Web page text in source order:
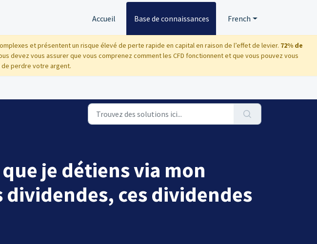
Accueil Base de connaissances French
et présentent un risque élevé de perte rapide en capital en raison de l’effet de levier. 72% de
devez vous assurer que vous comprenez comment les CFD fonctionnent et que vous pouvez vous
perdre votre argent.
je détiens via mon
ces dividendes